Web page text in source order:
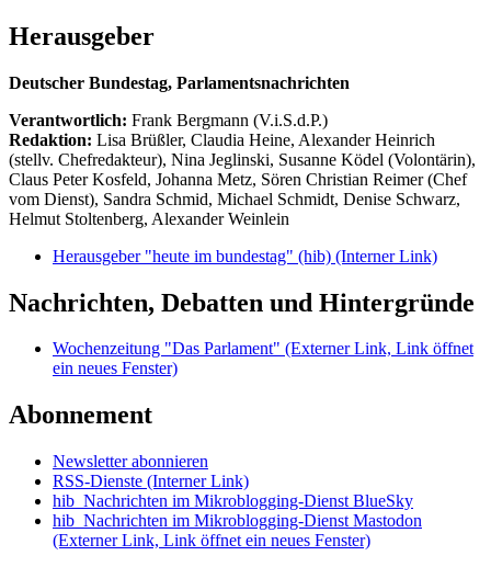
Herausgeber
Deutscher Bundestag, Parlamentsnachrichten
Verantwortlich: Frank Bergmann (V.i.S.d.P.)
Redaktion: Lisa Brüßler, Claudia Heine, Alexander Heinrich
(stellv. Chefredakteur), Nina Jeglinski, Susanne Ködel (Volontärin),
Claus Peter Kosfeld, Johanna Metz, Sören Christian Reimer (Chef
vom Dienst), Sandra Schmid, Michael Schmidt, Denise Schwarz,
Helmut Stoltenberg, Alexander Weinlein
Herausgeber "heute im bundestag" (hib) (Interner Link)
Nachrichten, Debatten und Hintergründe
Wochenzeitung "Das Parlament" (Externer Link, Link öffnet
ein neues Fenster)
Abonnement
Newsletter abonnieren
RSS-Dienste (Interner Link)
hib_Nachrichten im Mikroblogging-Dienst BlueSky
hib_Nachrichten im Mikroblogging-Dienst Mastodon
(Externer Link, Link öffnet ein neues Fenster)